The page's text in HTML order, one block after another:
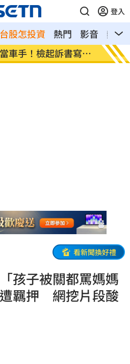
登入
台股怎投資 熱門 影音
熱搜
車手！檢起訴書寫金
明年
看新聞換好禮
孩子被關都罵媽媽
羈押 網挖片段酸